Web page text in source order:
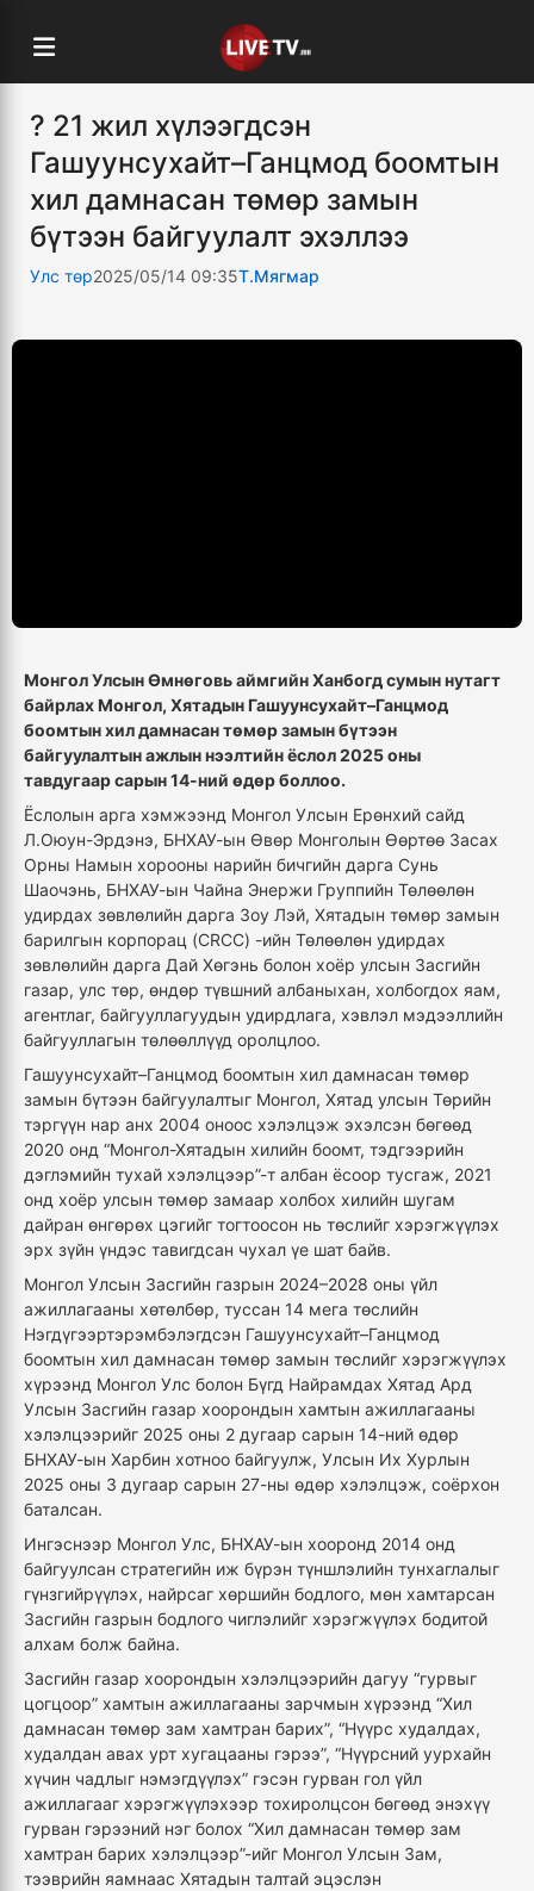
? 21 жил хүлээгдсэн
Гашуунсухайт–Ганцмод боомтын
хил дамнасан төмөр замын
бүтээн байгуулалт эхэллээ
Улс төр2025/05/14 09:35Т.Мягмар
Монгол Улсын Өмнөговь аймгийн Ханбогд сумын нутагт
байрлах Монгол, Хятадын Гашуунсухайт–Ганцмод
боомтын хил дамнасан төмөр замын бүтээн
байгуулалтын ажлын нээлтийн ёслол 2025 оны
тавдугаар сарын 14-ний өдөр боллоо.
Ёслолын арга хэмжээнд Монгол Улсын Ерөнхий сайд
Л.Оюун-Эрдэнэ, БНХАУ-ын Өвөр Монголын Өөртөө Засах
Орны Намын хорооны нарийн бичгийн дарга Сунь
Шаочэнь, БНХАУ-ын Чайна Энержи Группийн Төлөөлөн
удирдах зөвлөлийн дарга Зоу Лэй, Хятадын төмөр замын
барилгын корпорац (CRCC) -ийн Төлөөлөн удирдах
зөвлөлийн дарга Дай Хөгэнь болон хоёр улсын Засгийн
газар, улс төр, өндөр түвшний албаныхан, холбогдох яам,
агентлаг, байгууллагуудын удирдлага, хэвлэл мэдээллийн
байгууллагын төлөөллүүд оролцлоо.
Гашуунсухайт–Ганцмод боомтын хил дамнасан төмөр
замын бүтээн байгуулалтыг Монгол, Хятад улсын Төрийн
тэргүүн нар анх 2004 оноос хэлэлцэж эхэлсэн бөгөөд
2020 онд “Монгол-Хятадын хилийн боомт, тэдгээрийн
дэглэмийн тухай хэлэлцээр”-т албан ёсоор тусгаж, 2021
онд хоёр улсын төмөр замаар холбох хилийн шугам
дайран өнгөрөх цэгийг тогтоосон нь төслийг хэрэгжүүлэх
эрх зүйн үндэс тавигдсан чухал үе шат байв.
Монгол Улсын Засгийн газрын 2024–2028 оны үйл
ажиллагааны хөтөлбөр, туссан 14 мега төслийн
Нэгдүгээртэрэмбэлэгдсэн Гашуунсухайт–Ганцмод
боомтын хил дамнасан төмөр замын төслийг хэрэгжүүлэх
хүрээнд Монгол Улс болон Бүгд Найрамдах Хятад Ард
Улсын Засгийн газар хоорондын хамтын ажиллагааны
хэлэлцээрийг 2025 оны 2 дугаар сарын 14-ний өдөр
БНХАУ-ын Харбин хотноо байгуулж, Улсын Их Хурлын
2025 оны 3 дугаар сарын 27-ны өдөр хэлэлцэж, соёрхон
баталсан.
Ингэснээр Монгол Улс, БНХАУ-ын хооронд 2014 онд
байгуулсан стратегийн иж бүрэн түншлэлийн тунхаглалыг
гүнзгийрүүлэх, найрсаг хөршийн бодлого, мөн хамтарсан
Засгийн газрын бодлого чиглэлийг хэрэгжүүлэх бодитой
алхам болж байна.
Засгийн газар хоорондын хэлэлцээрийн дагуу “гурвыг
цогцоор” хамтын ажиллагааны зарчмын хүрээнд “Хил
дамнасан төмөр зам хамтран барих”, “Нүүрс худалдах,
худалдан авах урт хугацааны гэрээ”, “Нүүрсний уурхайн
хүчин чадлыг нэмэгдүүлэх” гэсэн гурван гол үйл
ажиллагааг хэрэгжүүлэхээр тохиролцсон бөгөөд энэхүү
гурван гэрээний нэг болох “Хил дамнасан төмөр зам
хамтран барих хэлэлцээр”-ийг Монгол Улсын Зам,
тээврийн яамнаас Хятадын талтай эцэслэн